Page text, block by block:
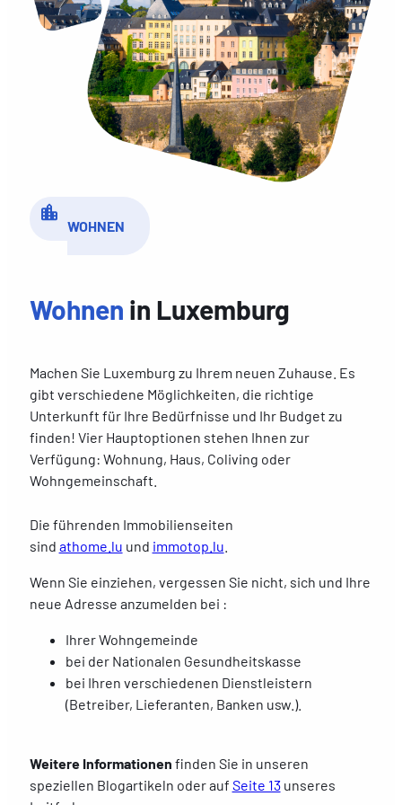
WOHNEN
Wohnen in Luxemburg
Machen Sie Luxemburg zu Ihrem neuen Zuhause. Es
gibt verschiedene Möglichkeiten, die richtige
Unterkunft für Ihre Bedürfnisse und Ihr Budget zu
finden! Vier Hauptoptionen stehen Ihnen zur
Verfügung: Wohnung, Haus, Coliving oder
Wohngemeinschaft.
Die führenden Immobilienseiten
sind athome.lu und immotop.lu
Wenn Sie einziehen, vergessen Sie nicht, sich und Ihre
neue Adresse anzumelden bei :
Ihrer Wohngemeinde
bei der Nationalen Gesundheitskasse
bei Ihren verschiedenen Dienstleistern
(Betreiber, Lieferanten, Banken usw.).
Weitere Informationen finden Sie in unseren
speziellen Blogartikeln oder auf Seite 13unseres